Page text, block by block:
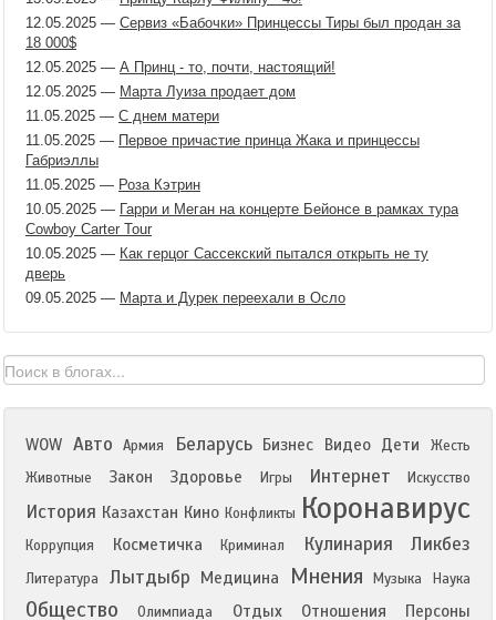
12.05.2025 — Сервиз «Бабочки» Принцессы Тиры был продан за
18 000$
12.05.2025 — А Принц - то, почти, настоящий!
12.05.2025 — Марта Луиза продает дом
11.05.2025 — С днем матери
11.05.2025 — Первое причастие принца Жака и принцессы
Габриэллы
11.05.2025 — Роза Кэтрин
10.05.2025 — Гарри и Меган на концерте Бейонсе в рамках тура
Cowboy Carter Tour
10.05.2025 — Как герцог Сассекский пытался открыть не ту
дверь
09.05.2025 — Марта и Дурек переехали в Осло
WOW Авто Армия Беларусь Бизнес Видео Дети
Жесть
Животные
Закон Здоровье Игры Интернет Искусство
История Казахстан Кино Конфликты Коронавирус
Коррупция Косметичка Криминал Кулинария Ликбез
Литература Лытдыбр Медицина Мнения Музыка Наука
Общество Олимпиада Отдых Отношения Персоны